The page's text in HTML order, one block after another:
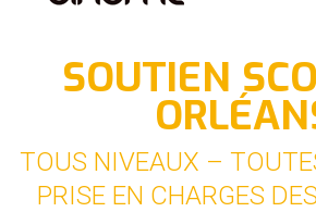
SOUTIEN
TOUS NIVEAUX –
PRISE EN CHARGES